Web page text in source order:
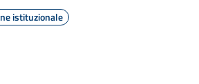
istituzionale